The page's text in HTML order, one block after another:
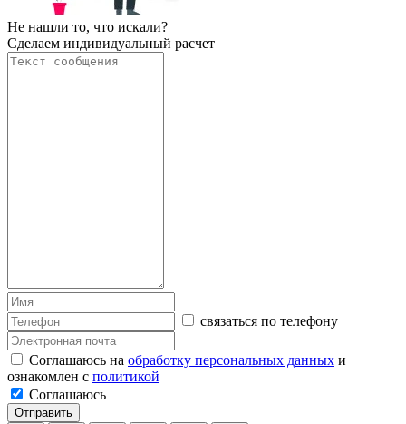
Не нашли то, что искали?
Сделаем индивидуальный расчет
связаться по телефону
Соглашаюсь на обработку персональных данных и
ознакомлен с политикой
Соглашаюсь
Отправить